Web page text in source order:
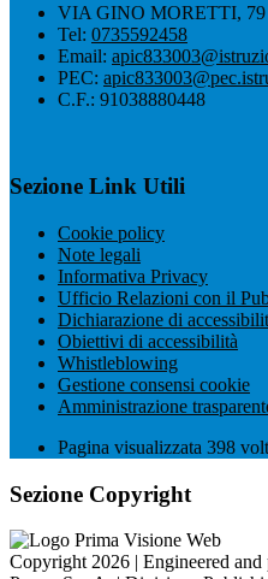
VIA GINO MORETTI, 79
Tel: 0735592458
Email:
PEC:
C.F.: 91038880448
Sezione Link Utili
Cookie policy
Note legali
Informativa Privacy
Ufficio Relazioni con il
Dichiarazione di
Obiettivi di accessibilità
Whistleblowing
Gestione consensi cookie
Amministrazione
Pagina visualizzata 398
Sezione Copyright
Copyright 2026 | Engineered